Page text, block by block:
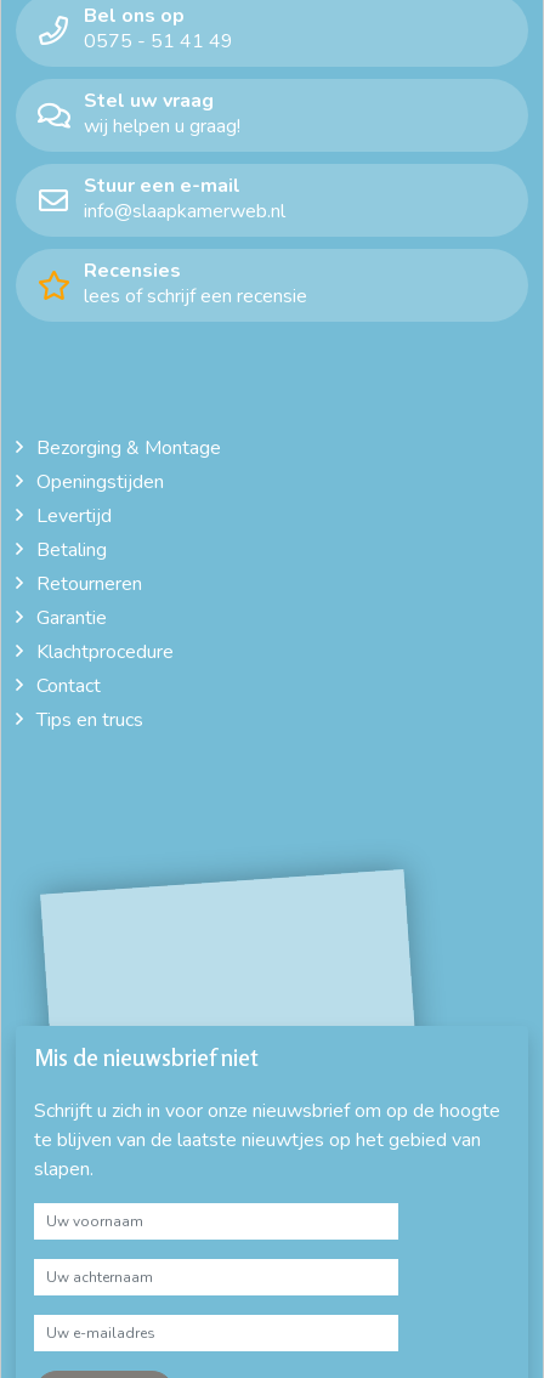
Bel ons op
0575 - 51 41 49
Stel uw vraag
wij helpen u graag!
Stuur een e-mail
info@slaapkamerweb.nl
Recensies
lees of schrijf een recensie
Bezorging & Montage
Openingstijden
Levertijd
Betaling
Retourneren
Garantie
Klachtprocedure
Contact
Tips en trucs
Mis de nieuwsbrief niet
Schrijft u zich in voor onze nieuwsbrief om op de hoogte
te blijven van de laatste nieuwtjes op het gebied van
slapen.